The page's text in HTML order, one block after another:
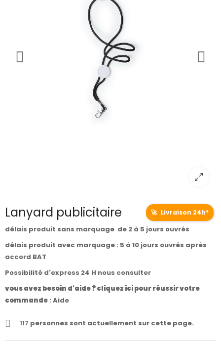
Lanyard publicitaire 🚀 Livraison 24h*
délais produit sans marquage de 2 à 5 jours ouvrés
délais produit avec marquage : 5 à 10 jours ouvrés après
accord BAT
Possibilité d'express 24 H nous consulter
vous avez besoin d'aide ? cliquez ici pour réussir votre
commande : Aide
117 personnes sont actuellement sur cette page.